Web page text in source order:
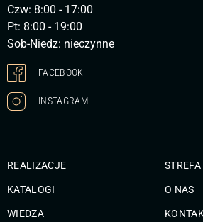
Czw: 8:00 - 17:00
Pt: 8:00 - 19:00
Sob-Niedz: nieczynne
FACEBOOK
INSTAGRAM
REALIZACJE
KATALOGI
WIEDZA
O NAS